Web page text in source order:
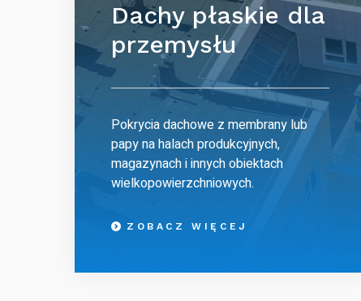
Dachy płaskie dla
przemysłu
Pokrycia dachowe z membrany lub
papy na halach produkcyjnych,
magazynach i innych obiektach
wielkopowierzchniowych.
ZOBACZ WIĘCEJ